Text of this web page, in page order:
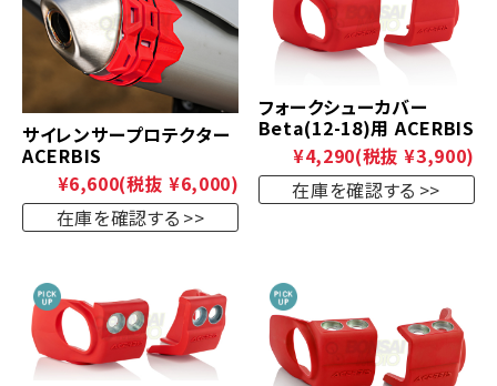
サイレンサープロテクター
ACERBIS
¥6,600(税抜 ¥6,000)
在庫を確認する
フォークシューカバー
Beta(12-18)用 ACERBIS
¥4,290(税抜 ¥3,900)
在庫を確認する